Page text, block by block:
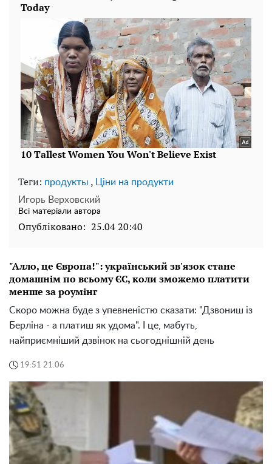
Теги: продукты , Ціни на продукти
Игорь Верховский
Всі матеріали автора
Опубліковано: 25.04 20:40
"Алло, це Європа!": український зв'язок стане
домашнім по всьому ЄС, коли зможемо платити
менше за роумінг
Скоро можна буде з упевненістю сказати: "Дзвониш із
Берліна - а платиш як удома". І це, мабуть,
найприємніший дзвінок на сьогоднішній день
19:51 21.06